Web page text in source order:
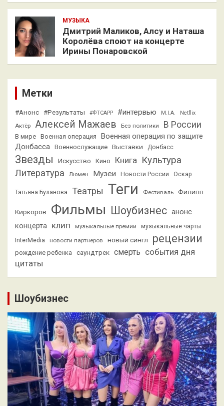
МУЗЫКА
Дмитрий Маликов, Алсу и Наташа
Королёва споют на концерте
Ирины Понаровской
Метки
#Анонс #Результаты #ФТСАРР #интервью M.I.A. Netflix
Актёр Алексей Мажаев Без политики В России
В мире Военная операция
Военная операция по защите
Донбасса Военнослужащие Выставки Донбасс
Звезды Искусство Кино Книга Культура
Литература Люмен Музеи Новости России Оскар
Татьяна Буланова Театры Теги Фестиваль Филипп
Киркоров Фильмы Шоубизнес анонс
концерта клип музыкальные премии
музыкальные чарты
InterMedia
новости партнеров новый сингл рецензии
рождение ребенка саундтрек смерть события дня
цитаты
Шоубизнес